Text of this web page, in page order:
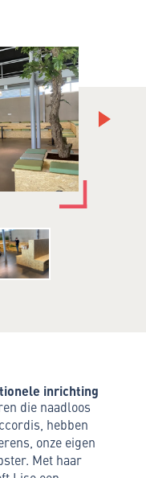
inrichting
die naadloos
hebben
onze eigen
Met haar